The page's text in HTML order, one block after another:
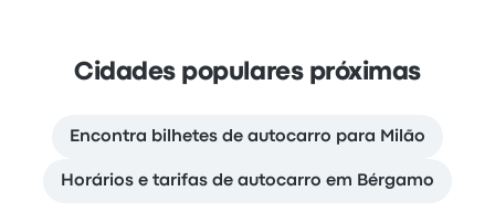
Cidades populares próximas
Encontra bilhetes de autocarro para Milão
Horários e tarifas de autocarro em Bérgamo